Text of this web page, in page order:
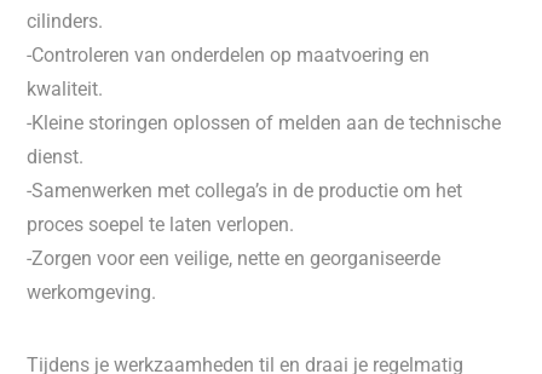
cilinders.
-Controleren van onderdelen op maatvoering en
kwaliteit.
-Kleine storingen oplossen of melden aan de technische
dienst.
-Samenwerken met collega’s in de productie om het
proces soepel te laten verlopen.
-Zorgen voor een veilige, nette en georganiseerde
werkomgeving.
Tijdens je werkzaamheden til en draai je regelmatig